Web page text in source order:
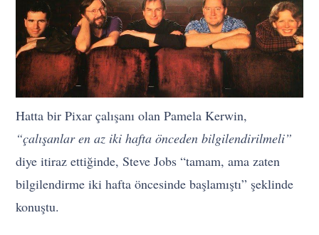
Hatta bir Pixar çalışanı olan Pamela Kerwin,
“çalışanlar en az iki hafta önceden bilgilendirilmeli”
diye itiraz ettiğinde, Steve Jobs “tamam, ama zaten
bilgilendirme iki hafta öncesinde başlamıştı” şeklinde
konuştu.